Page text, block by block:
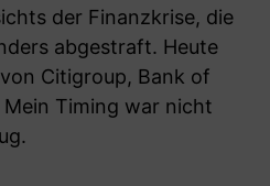
der Finanzkrise, die
abgestraft. Heute
Citigroup, Bank of
Mein Timing war nicht